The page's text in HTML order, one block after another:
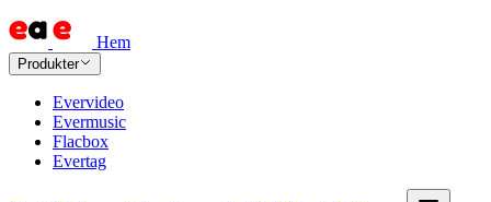
Hem
Produkter
Evervideo
Evermusic
Flacbox
Evertag